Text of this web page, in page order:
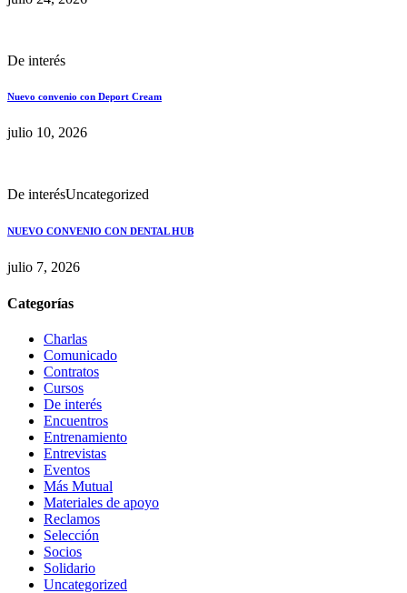
De interés
Nuevo convenio con Deport Cream
julio 10, 2026
De interésUncategorized
NUEVO CONVENIO CON DENTAL HUB
julio 7, 2026
Categorías
Charlas
Comunicado
Contratos
Cursos
De interés
Encuentros
Entrenamiento
Entrevistas
Eventos
Más Mutual
Materiales de apoyo
Reclamos
Selección
Socios
Solidario
Uncategorized